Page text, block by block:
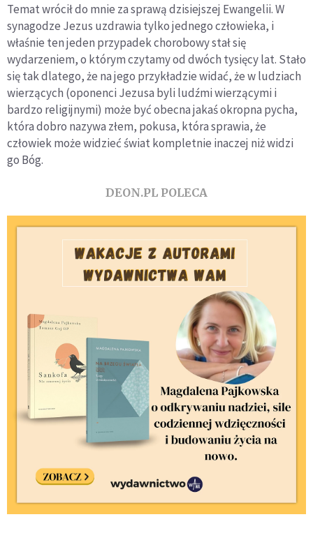
Temat wrócił do mnie za sprawą dzisiejszej Ewangelii. W
synagodze Jezus uzdrawia tylko jednego człowieka, i
właśnie ten jeden przypadek chorobowy stał się
wydarzeniem, o którym czytamy od dwóch tysięcy lat. Stało
się tak dlatego, że na jego przykładzie widać, że w ludziach
wierzących (oponenci Jezusa byli ludźmi wierzącymi i
bardzo religijnymi) może być obecna jakaś okropna pycha,
która dobro nazywa złem, pokusa, która sprawia, że
człowiek może widzieć świat kompletnie inaczej niż widzi
go Bóg.
DEON.PL POLECA